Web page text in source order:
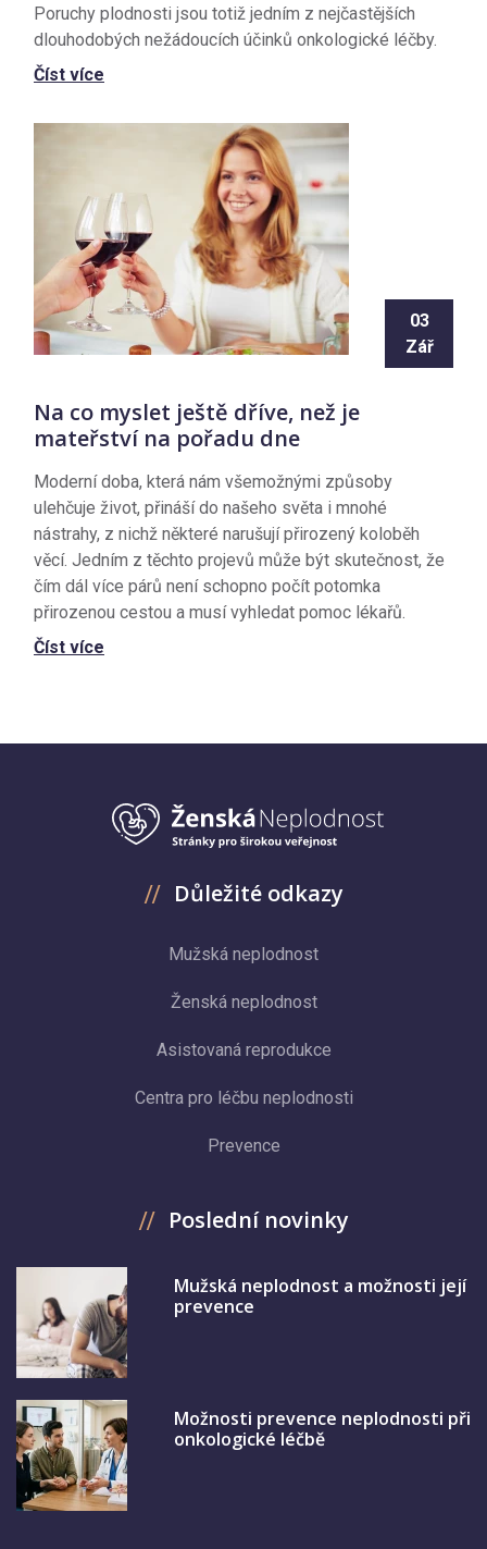
Poruchy plodnosti jsou totiž jedním z nejčastějších
dlouhodobých nežádoucích účinků onkologické léčby.
Číst více
03
Zář
Na co myslet ještě dříve, než je
mateřství na pořadu dne
Moderní doba, která nám všemožnými způsoby
ulehčuje život, přináší do našeho světa i mnohé
nástrahy, z nichž některé narušují přirozený koloběh
věcí. Jedním z těchto projevů může být skutečnost, že
čím dál více párů není schopno počít potomka
přirozenou cestou a musí vyhledat pomoc lékařů.
Číst více
Důležité odkazy
Mužská neplodnost
Ženská neplodnost
Asistovaná reprodukce
Centra pro léčbu neplodnosti
Prevence
Poslední novinky
Mužská neplodnost a možnosti její
prevence
Možnosti prevence neplodnosti při
onkologické léčbě